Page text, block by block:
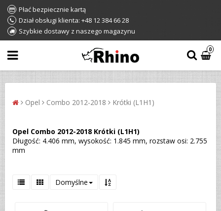
Płać bezpiecznie kartą
Dział obsługi klienta: +48 12 384 66 28
Szybkie dostawy z naszego magazynu
0
Opel Combo 2012-2018 Krótki (L1H1)
Opel Combo 2012-2018 Krótki (L1H1)
Długość: 4.406 mm, wysokość: 1.845 mm, rozstaw osi: 2.755
mm
Domyślne